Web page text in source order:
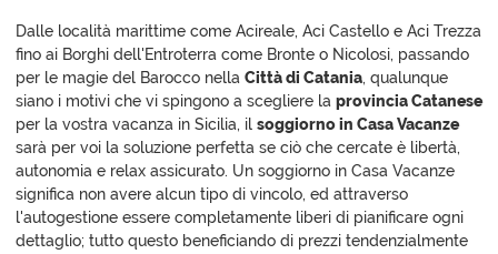
Dalle località marittime come Acireale, Aci Castello e Aci Trezza
fino ai Borghi dell'Entroterra come Bronte o Nicolosi, passando
per le magie del Barocco nella Città di Catania, qualunque
siano i motivi che vi spingono a scegliere la provincia Catanese
per la vostra vacanza in Sicilia, il soggiorno in Casa Vacanze
sarà per voi la soluzione perfetta se ciò che cercate è libertà,
autonomia e relax assicurato. Un soggiorno in Casa Vacanze
significa non avere alcun tipo di vincolo, ed attraverso
l'autogestione essere completamente liberi di pianificare ogni
dettaglio; tutto questo beneficiando di prezzi tendenzialmente